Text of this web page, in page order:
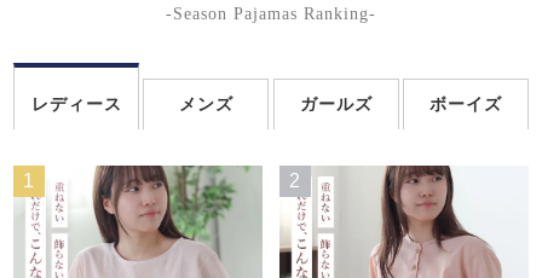
-Season Pajamas Ranking-
レディース メンズ ガールズ ボーイズ
1 2